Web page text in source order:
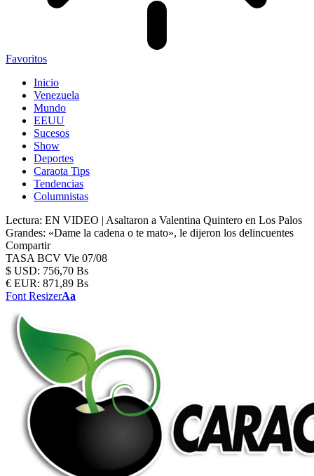
Favoritos
Inicio
Venezuela
Mundo
EEUU
Sucesos
Show
Deportes
Caraota Tips
Tendencias
Columnistas
Lectura: EN VIDEO | Asaltaron a Valentina Quintero en Los Palos
Grandes: «Dame la cadena o te mato», le dijeron los delincuentes
Compartir
TASA BCV Vie 07/08
$ USD: 756,70 Bs
€ EUR: 871,89 Bs
Font ResizerAa